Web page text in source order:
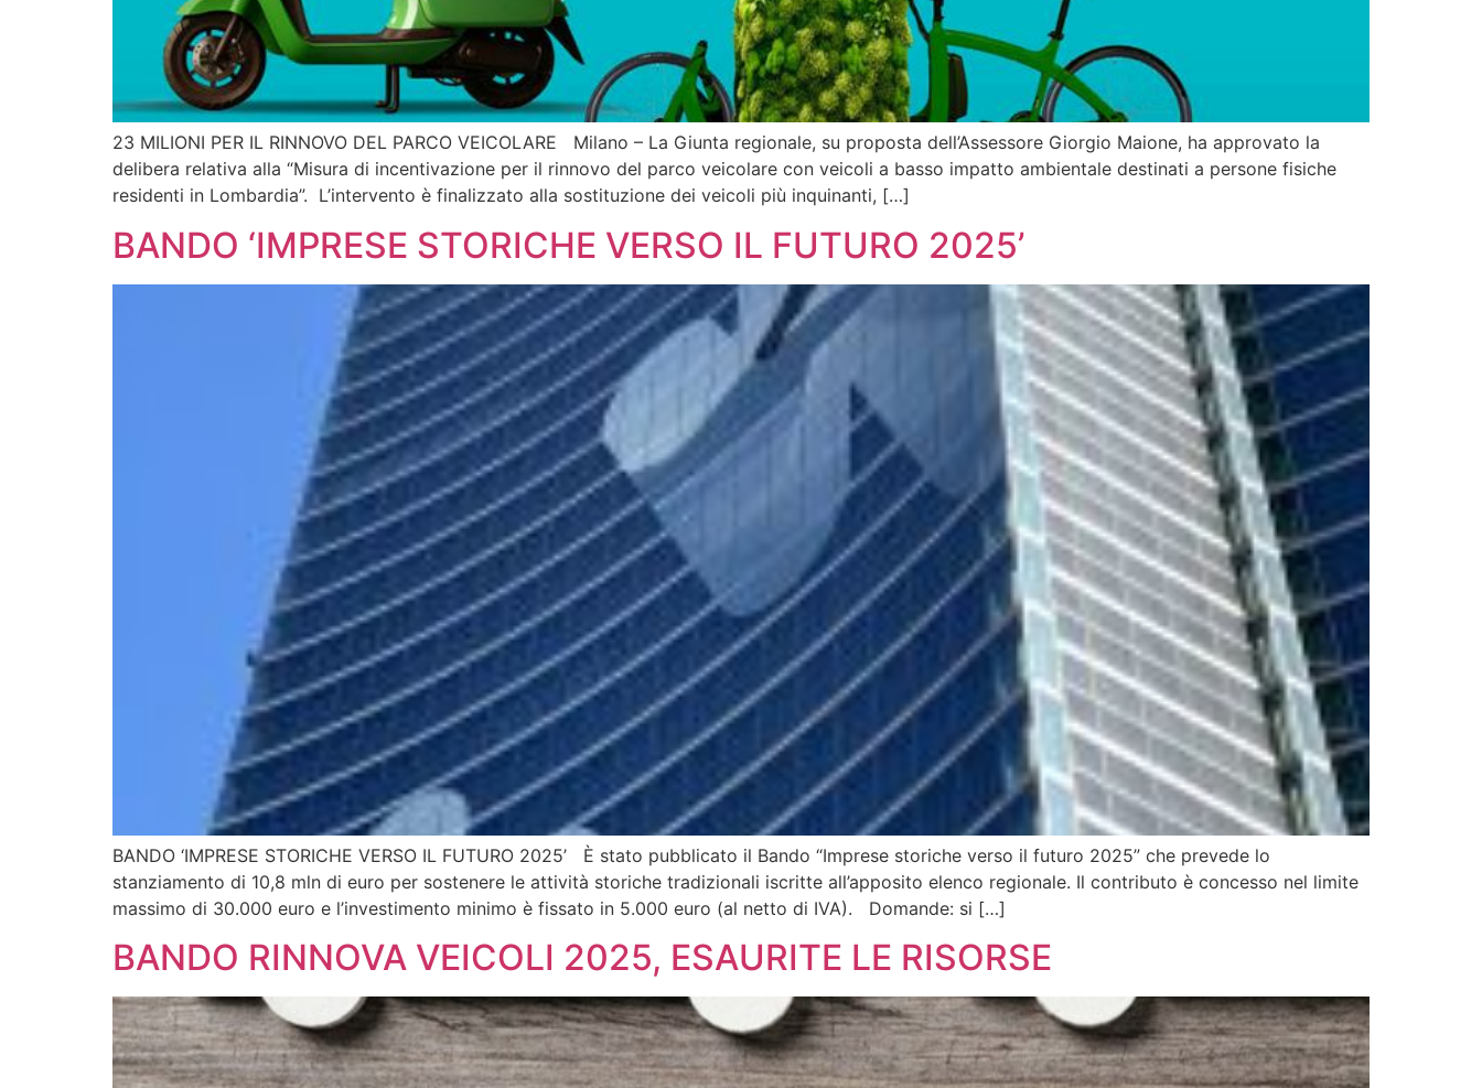
23 MILIONI PER IL RINNOVO DEL PARCO VEICOLARE Milano – La Giunta regionale, su proposta dell’Assessore Giorgio Maione, ha approvato la
delibera relativa alla “Misura di incentivazione per il rinnovo del parco veicolare con veicoli a basso impatto ambientale destinati a persone fisiche
residenti in Lombardia”. L’intervento è finalizzato alla sostituzione dei veicoli più inquinanti, […]
BANDO ‘IMPRESE STORICHE VERSO IL FUTURO 2025’
BANDO ‘IMPRESE STORICHE VERSO IL FUTURO 2025’ È stato pubblicato il Bando “Imprese storiche verso il futuro 2025” che prevede lo
stanziamento di 10,8 mln di euro per sostenere le attività storiche tradizionali iscritte all’apposito elenco regionale. Il contributo è concesso nel limite
massimo di 30.000 euro e l’investimento minimo è fissato in 5.000 euro (al netto di IVA). Domande: si […]
BANDO RINNOVA VEICOLI 2025, ESAURITE LE RISORSE